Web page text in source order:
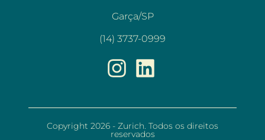
Garça/SP
(14) 3737-0999
Copyright 2026 - Zurich. Todos os direitos
reservados